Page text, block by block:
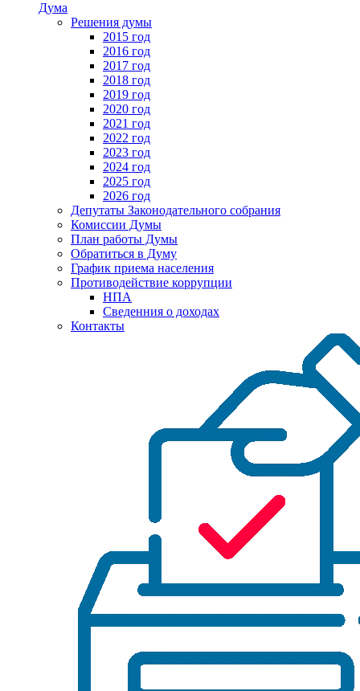
Дума
Решения думы
2015 год
2016 год
2017 год
2018 год
2019 год
2020 год
2021 год
2022 год
2023 год
2024 год
2025 год
2026 год
Депутаты Законодательного собрания
Комиссии Думы
План работы Думы
Обратиться в Думу
График приема населения
Противодействие коррупции
НПА
Сведенния о доходах
Контакты